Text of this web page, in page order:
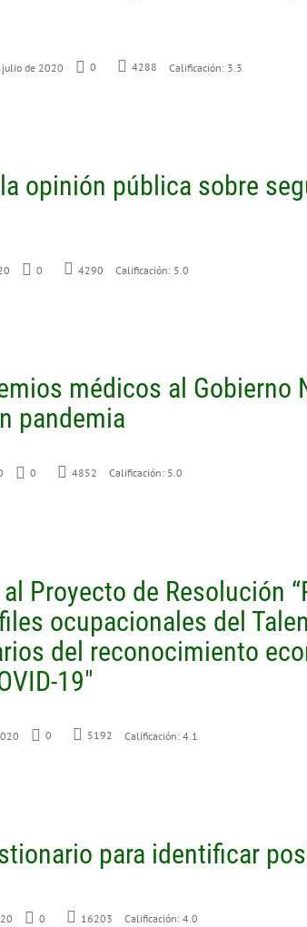
julio de 2020 0 4288 Calificación: 3.3
opinión pública sobre
0 4290 Calificación: 5.0
médicos al Gobierno
pandemia
0 4852 Calificación: 5.0
Proyecto de Resolución
ocupacionales del
del reconocimiento
19"
0 5192 Calificación: 4.1
para identificar
0 16203 Calificación: 4.0